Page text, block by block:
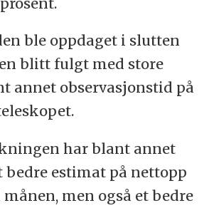
ble oppdaget i slutten
blitt fulgt med store
annet observasjonstid på
har blant annet
estimat på nettopp
men også et bedre